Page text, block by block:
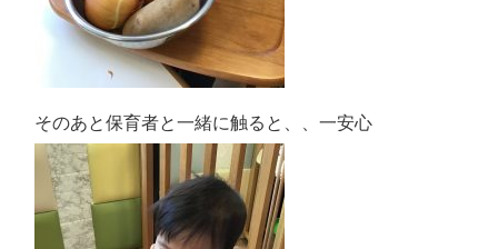
そのあと保育者と一緒に触ると、、一安心